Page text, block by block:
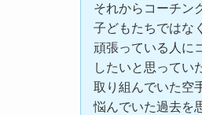
それからコーチン
子どもたちではな
頑張っている人に
したいと思ってい
取り組んでいた空
悩んでいた過去を